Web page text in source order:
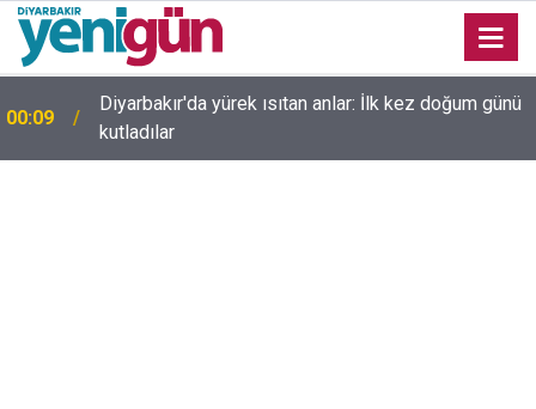
23:36 Diyarbakır'da düğün salonunda kavga: Yaralılar var